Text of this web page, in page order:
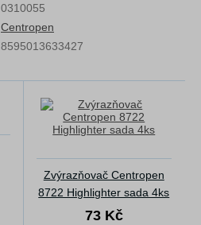
0310055
Centropen
8595013633427
Zvýrazňovač Centropen
8722 Highlighter sada 4ks
73 Kč